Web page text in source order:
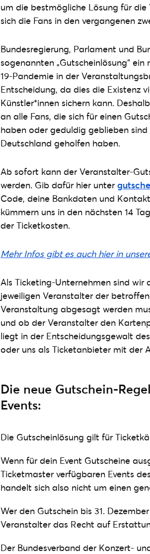
um die bestmögliche Lösung für
sich die Fans in den vergangenen
Bundesregierung, Parlament und
sogenannten „Gutscheinlösung“
19-Pandemie in der
Entscheidung, da dies die Existenz
Künstler*innen sichern kann.
an alle Fans, die sich für einen
haben oder geduldig geblieben
Deutschland geholfen haben.
Ab sofort kann der Veranstalter-
werden. Gib dafür hier unter
Code, deine Bankdaten und
kümmern uns in den nächsten 14
der Ticketkosten.
Mehr Infos gibt es auch hier in
Als Ticketing-Unternehmen sind wir
jeweiligen Veranstalter der
Veranstaltung abgesagt werden
und ob der Veranstalter den
liegt in der Entscheidungsgewalt
oder uns als Ticketanbieter mit der
Die neue Gutschein-
Events:
Die Gutscheinlösung gilt für
Wenn für dein Event Gutscheine
Ticketmaster verfügbaren Events
handelt sich also nicht um einen
Wer den Gutschein bis 31.
Veranstalter das Recht auf
Der Bundesverband der Konzert-